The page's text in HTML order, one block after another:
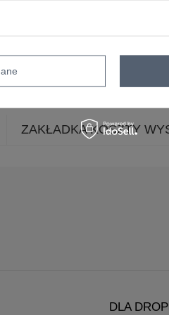
ZAKŁADKA KOSZTY
DLA